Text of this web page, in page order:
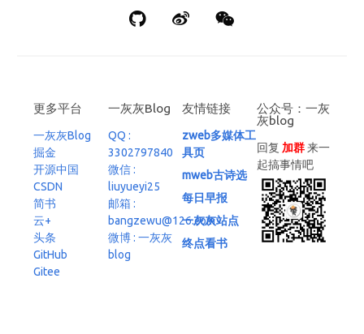
更多平台
一灰灰Blog
掘金
开源中国
CSDN
简书
云+
头条
GitHub
Gitee
一灰灰Blog
QQ :
3302797840
微信 :
liuyueyi25
邮箱 :
bangzewu@126.com
微博 : 一灰灰
blog
友情链接
zweb多媒体工
具页
mweb古诗选
每日早报
一灰灰站点
终点看书
公众号：一灰
灰blog
回复 加群来一
起搞事情吧